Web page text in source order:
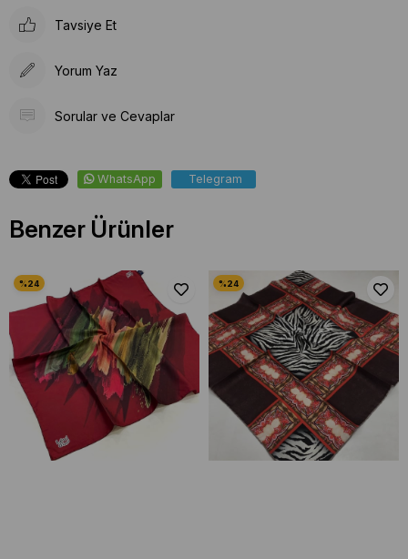
Tavsiye Et
Yorum Yaz
Sorular ve Cevaplar
WhatsApp Telegram
Benzer Ürünler